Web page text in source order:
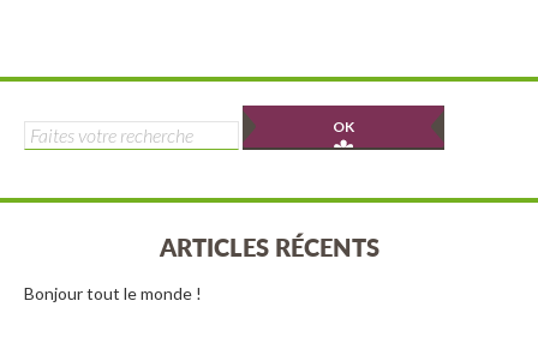
Rechercher :
ARTICLES RÉCENTS
Bonjour tout le monde !